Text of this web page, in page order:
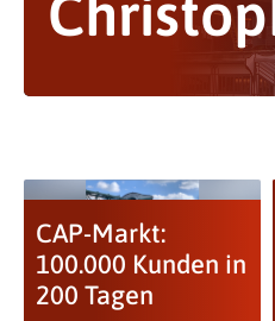
CAP-Markt:
100.000 Kunden in
200 Tagen